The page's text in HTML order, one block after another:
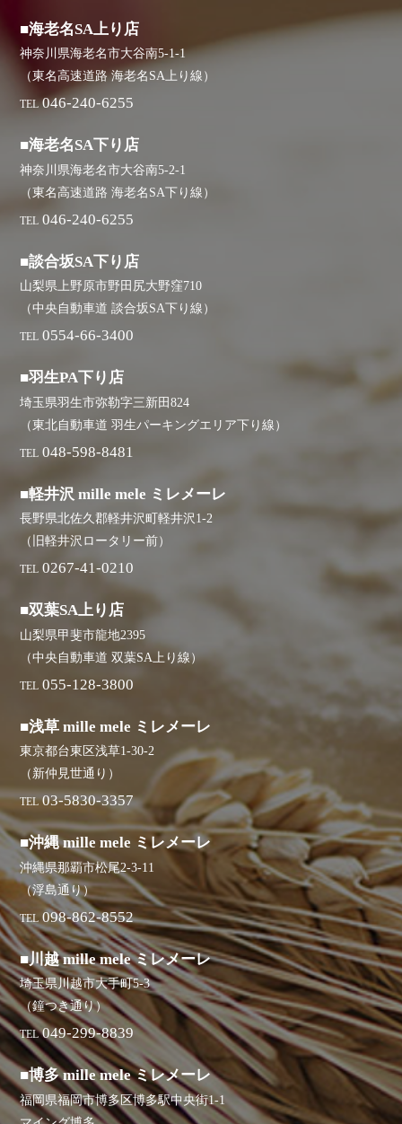
■海老名SA上り店
神奈川県海老名市大谷南5-1-1
（東名高速道路 海老名SA上り線）
TEL 046-240-6255
■海老名SA下り店
神奈川県海老名市大谷南5-2-1
（東名高速道路 海老名SA下り線）
TEL 046-240-6255
■談合坂SA下り店
山梨県上野原市野田尻大野窪710
（中央自動車道 談合坂SA下り線）
TEL 0554-66-3400
■羽生PA下り店
埼玉県羽生市弥勒字三新田824
（東北自動車道 羽生パーキングエリア下り線）
TEL 048-598-8481
■軽井沢 mille mele ミレメーレ
長野県北佐久郡軽井沢町軽井沢1-2
（旧軽井沢ロータリー前）
TEL 0267-41-0210
■双葉SA上り店
山梨県甲斐市龍地2395
（中央自動車道 双葉SA上り線）
TEL 055-128-3800
■浅草 mille mele ミレメーレ
東京都台東区浅草1-30-2
（新仲見世通り）
TEL 03-5830-3357
■沖縄 mille mele ミレメーレ
沖縄県那覇市松尾2-3-11
（浮島通り）
TEL 098-862-8552
■川越 mille mele ミレメーレ
埼玉県川越市大手町5-3
（鐘つき通り）
TEL 049-299-8839
■博多 mille mele ミレメーレ
福岡県福岡市博多区博多駅中央街1-1